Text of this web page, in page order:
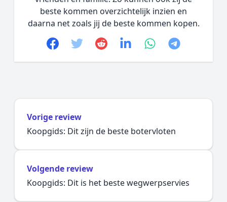
beste kommen overzichtelijk inzien en
daarna net zoals jij de beste kommen kopen.
Facebook
TwitterRedditlinkedinwhatsapp
telegram
Vorige review
Koopgids: Dit zijn de beste botervloten
Volgende review
Koopgids: Dit is het beste wegwerpservies